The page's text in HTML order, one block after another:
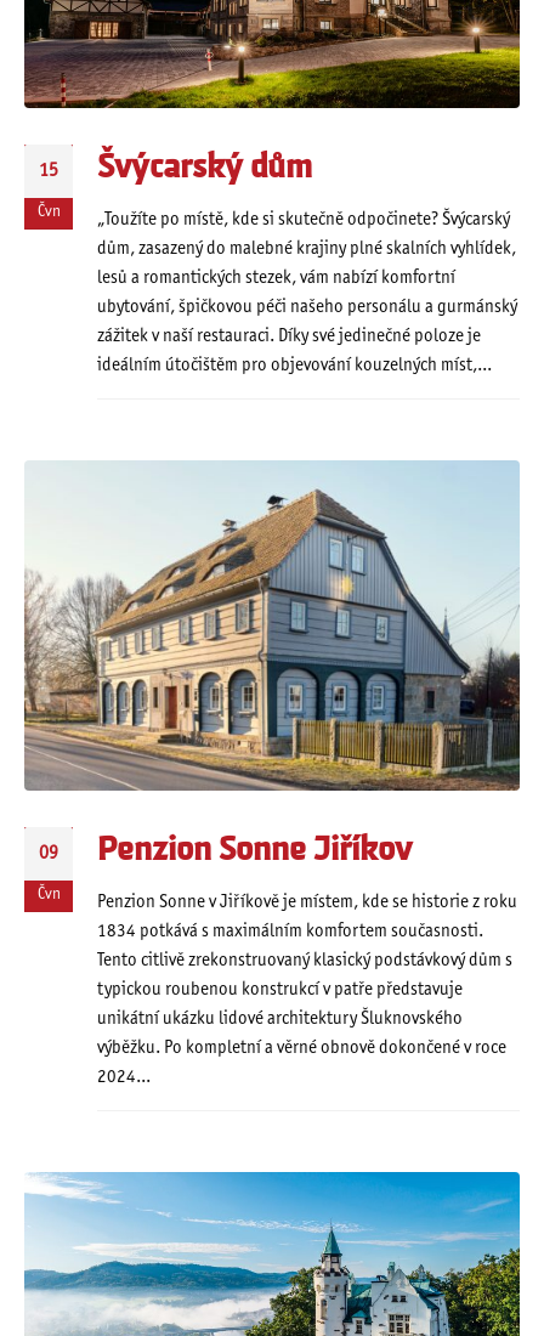
15
Čvn
Švýcarský dům
„Toužíte po místě, kde si skutečně odpočinete? Švýcarský
dům, zasazený do malebné krajiny plné skalních vyhlídek,
lesů a romantických stezek, vám nabízí komfortní
ubytování, špičkovou péči našeho personálu a gurmánský
zážitek v naší restauraci. Díky své jedinečné poloze je
ideálním útočištěm pro objevování kouzelných míst,...
09
Čvn
Penzion Sonne Jiříkov
Penzion Sonne v Jiříkově je místem, kde se historie z roku
1834 potkává s maximálním komfortem současnosti.
Tento citlivě zrekonstruovaný klasický podstávkový dům s
typickou roubenou konstrukcí v patře představuje
unikátní ukázku lidové architektury Šluknovského
výběžku. Po kompletní a věrné obnově dokončené v roce
2024...